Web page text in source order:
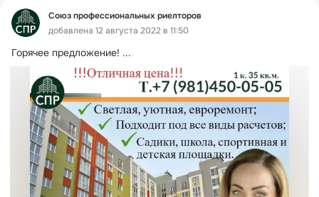
Союз профессиональных риелторов
добавлена 12 августа 2022 в 11:50
Горячее предложение! ...